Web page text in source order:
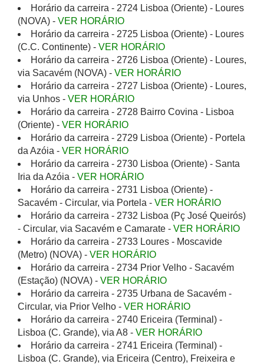
Horário da carreira - 2724 Lisboa (Oriente) - Loures
(NOVA) - VER HORÁRIO
Horário da carreira - 2725 Lisboa (Oriente) - Loures
(C.C. Continente) - VER HORÁRIO
Horário da carreira - 2726 Lisboa (Oriente) - Loures,
via Sacavém (NOVA) - VER HORÁRIO
Horário da carreira - 2727 Lisboa (Oriente) - Loures,
via Unhos - VER HORÁRIO
Horário da carreira - 2728 Bairro Covina - Lisboa
(Oriente) - VER HORÁRIO
Horário da carreira - 2729 Lisboa (Oriente) - Portela
da Azóia - VER HORÁRIO
Horário da carreira - 2730 Lisboa (Oriente) - Santa
Iria da Azóia - VER HORÁRIO
Horário da carreira - 2731 Lisboa (Oriente) -
Sacavém - Circular, via Portela - VER HORÁRIO
Horário da carreira - 2732 Lisboa (Pç José Queirós)
- Circular, via Sacavém e Camarate - VER HORÁRIO
Horário da carreira - 2733 Loures - Moscavide
(Metro) (NOVA) - VER HORÁRIO
Horário da carreira - 2734 Prior Velho - Sacavém
(Estação) (NOVA) - VER HORÁRIO
Horário da carreira - 2735 Urbana de Sacavém -
Circular, via Prior Velho - VER HORÁRIO
Horário da carreira - 2740 Ericeira (Terminal) -
Lisboa (C. Grande), via A8 - VER HORÁRIO
Horário da carreira - 2741 Ericeira (Terminal) -
Lisboa (C. Grande), via Ericeira (Centro), Freixeira e